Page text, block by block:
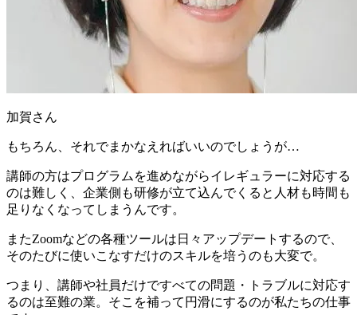
加賀さん
もちろん、それでまかなえればいいのでしょうが…
講師の方はプログラムを進めながらイレギュラーに対応する
のは難しく
企業側も研修が立て込んでくると人材も時間も
足りなくなってしまう んです。
またZoomなどの各種ツールは日々アップデートするので、
そのたびに使いこなすだけのスキルを培うのも大変で。
つまり、 講師や社員だけですべての問題・トラブルに対応す
るのは至難の業。そこを補って円滑にするのが私たちの仕事